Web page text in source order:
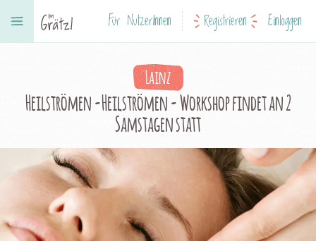
Für NutzerInnen Registrieren Einloggen
Lainz
Heilströmen -Heilströmen - Workshop findet an 2
Samstagen statt